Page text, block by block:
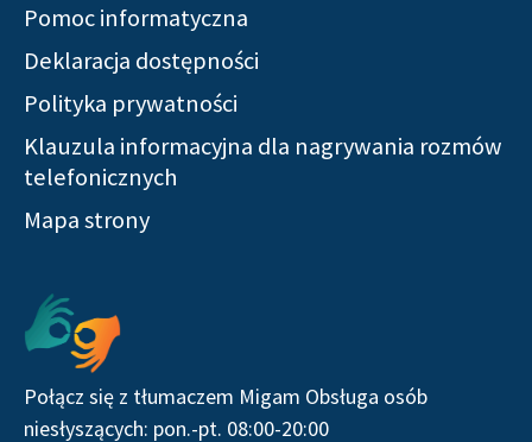
Pomoc informatyczna
Deklaracja dostępności
Polityka prywatności
Klauzula informacyjna dla nagrywania rozmów
telefonicznych
Mapa strony
Połącz się z tłumaczem Migam Obsługa osób
niesłyszących: pon.-pt. 08:00-20:00